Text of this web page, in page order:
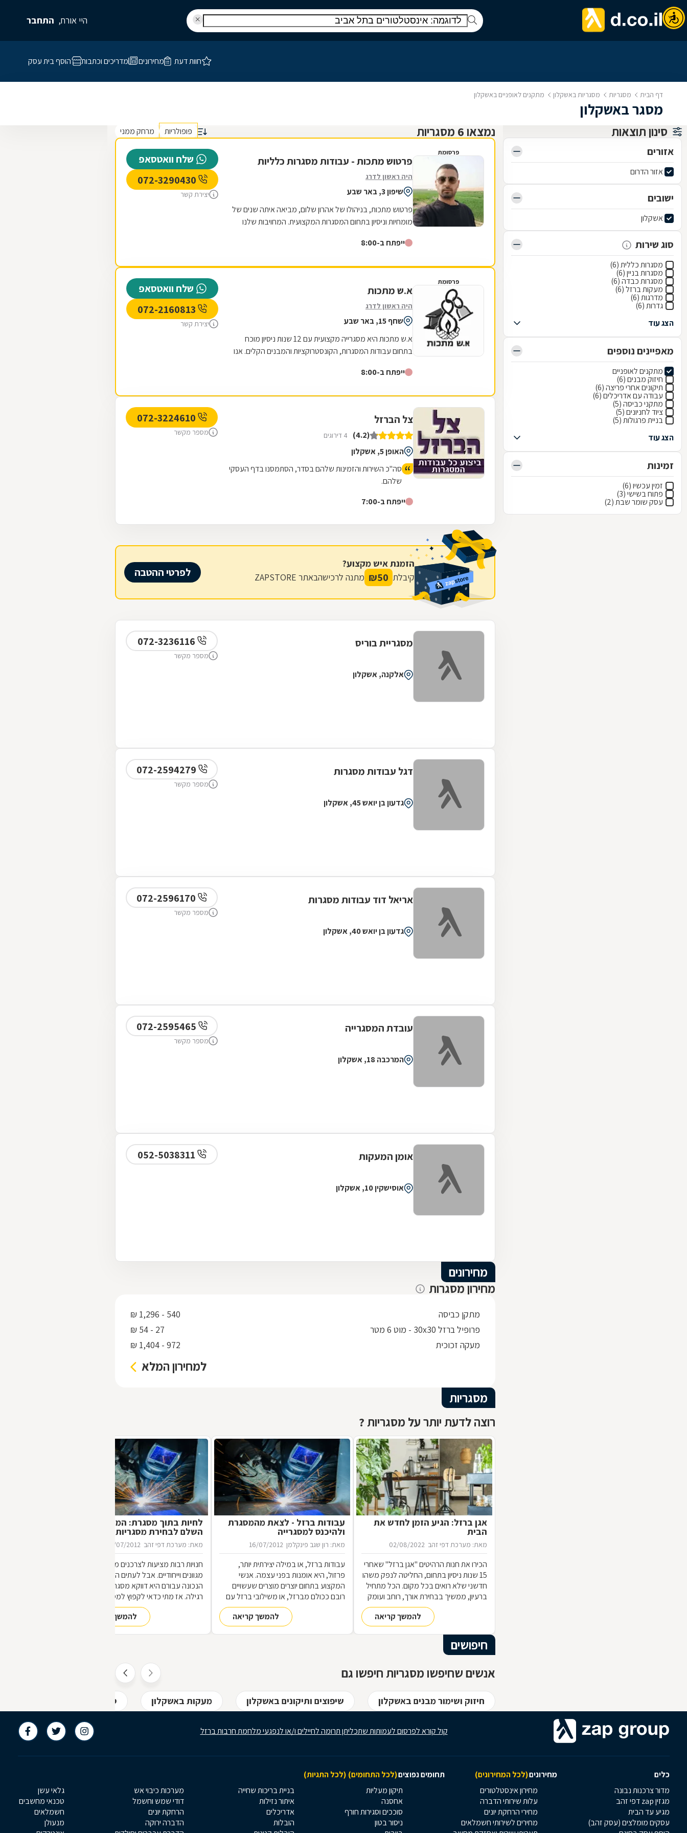
היי אורח, התחבר
חוות דעת מחירונים מדריכים וכתבות הוסף בית עסק
דף הבית מסגריות מסגריות באשקלון מתקנים לאופניים באשקלון
מסגר באשקלון
סינון תוצאות
אזורים
אזור הדרום
ישובים
אשקלון
סוג שירות
מסגרות כללית (6)
מסגרות בניין (6)
מסגרות כבדה (6)
מעקות ברזל (6)
מדרגות (6)
גדרות (6)
הצג עוד
מאפיינים נוספים
מתקנים לאופניים
חיזוק מבנים (6)
תיקונים אחרי פריצה (6)
עבודה עם אדריכלים (6)
מתקני כביסה (5)
ציוד לחניונים (5)
בניית פרגולות (5)
הצג עוד
זמינות
זמין עכשיו (6)
פתוח בשישי (3)
עסק שומר שבת (2)
נמצאו 6 מסגריות פופולריות מרחק ממני
פרסומת
פרטוש מתכות - עבודות מסגרות כלליות
היה ראשון לדרג
שיפון 3, באר שבע
פרטוש מתכות, בניהולו של אהרון שלום, מביאה איתה שנים של
מומחיות וניסיון בתחום המסגרות המקצועית. המחויבות שלנו
ייפתח ב-8:00
שלח וואטסאפ
יצירת קשר
פרסומת
א.ש מתכות
היה ראשון לדרג
שחף 15, באר שבע
א.ש מתכות היא מסגרייה מקצועית עם 12 שנות ניסיון מוכח
בתחום עבודות המסגרות, הקונסטרוקציות והמבנים הקלים. אנו
ייפתח ב-8:00
שלח וואטסאפ
יצירת קשר
צל הברזל
(4.2) 4 דירוגים
האופן 5, אשקלון
סה"כ השירות והזמינות שלהם בסדר, הסתמסנו בדף העסקי
שלהם.
ייפתח ב-7:00
מספר מקשר
הזמנת איש מקצוע?
קיבלת 50
₪ מתנה לרכישהבאתר ZAPSTORE לפרטי ההטבה
מסגריית בוריס
אלקנה, אשקלון
מספר מקשר
דגל עבודות מסגרות
גדעון בן יואש 45, אשקלון
מספר מקשר
אריאל דוד עבודות מסגרות
גדעון בן יואש 40, אשקלון
מספר מקשר
עובדת המסגרייה
המרכבה 18, אשקלון
מספר מקשר
אומן המעקות
אוסישקין 10, אשקלון
מחירונים
מחירון מסגרות
מתקן כביסה
540 - 1,296 ₪
פרופיל ברזל 30x30 - מוט 6 מטר
27 - 54 ₪
מעקה זכוכית
972 - 1,404 ₪
למחירון המלא
מסגריות
רוצה לדעת יותר על מסגריות ?
אגן ברזל: הגיע הזמן לחדש את
הבית
מאת: מערכת דפי זהב 02/08/2022
הכירו את חנות הרהיטים ''אגן ברזל'' שאחרי
15 שנות ניסיון בתחום, החליטה לנפק משהו
חדשני שלא רואים בכל מקום. הכל מתחיל
ברעיון, ממשיך בבחירת אורך, רוחב ועומק
הרהיט שלכם, ממשיך בייצור מקורי ממיטב
חומרי הגלם ומסתיים ביצירת הפתרון
המרשים והמעשי ביותר עבורכם
להמשך קריאה
עבודות ברזל - לצאת מהמסגרת
ולהיכנס למסגרייה
מאת: רון שגב פינקלמן 16/07/2012
עבודות ברזל, או במילה יצירתית יותר,
פרזול, היא אומנות בפני עצמה. אנשי
המקצוע בתחום יוצרים מוצרים שעשויים
רובם ככולם מברזל, או משילובי ברזל עם
חומרים אחרים, וזאת במגוון רחב של
תחומים: ריהוט, מוצרי נוי, סורגים, שערים
ועוד-ועוד. על אף היותו חומר גס ומחוספס,
להמשך קריאה
לחיות בתוך מסגרת: המדריך
השלם לבחירת מסגריות
מאת: מערכת דפי זהב 16/07/2012
חנויות רבות מציעות לצרכנים מוצרי מתכת
מגוונים וייחודיים. אבל לעתים הכתובת
הנכונה עבורם היא דווקא מסגריה ולא חנות
רגילה. אז מתי כדאי לקפוץ למסגריה ומה
הופך אותה לראויה?
להמשך קריאה
חיפושים
אנשים שחיפשו מסגריות חיפשו גם
חיזוק ושימור מבנים באשקלון שיפוצים ותיקונים באשקלון מעקות באשקלון סורגים באשקלון
קול קורא לפרסום לעמותות שתכליתן תרומה לחיילים ו/או לנפגעי מלחמת חרבות ברזל
כלים מחירונים(לכל המחירונים) תחומים נפוצים(לכל התחומים) (לכל התגיות)
מדור צרכנות נבונה
מגזין zap דפי זהב
מגיע עד הבית
עסקים מומלצים (עסק זהב)
מחירון אינסטלטורים
עלות שירותי הדברה
מחירי הרחקת יונים
מחירים לשירותי חשמלאים
תיקון מעליות
אחסנה
סוככים וסגירות חורף
ניסור בטון
בניית בריכות שחייה
איתור נזילות
אדריכלים
הובלות
מערכות כיבוי אש
דודי שמש וחשמל
הרחקת יונים
הדברה ירוקה
גלאי עשן
טכנאי מחשבים
חשמלאים
מנעולן